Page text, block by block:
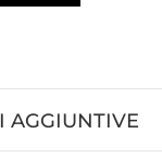
AGGIUNTIVE